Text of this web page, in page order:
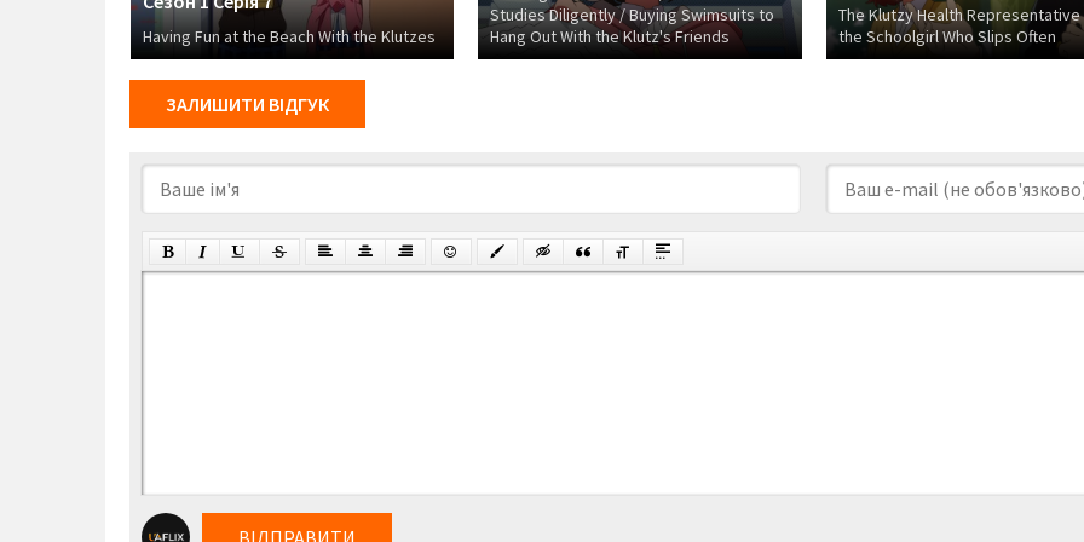
Having Fun at the Beach With the Klutzes
Studies Diligently / Buying Swimsuits to
Hang Out With the Klutz's Friends
The Klutzy Health Representative
the Schoolgirl Who Slips Often
ЗАЛИШИТИ ВІДГУК
ВІДПРАВИТИ